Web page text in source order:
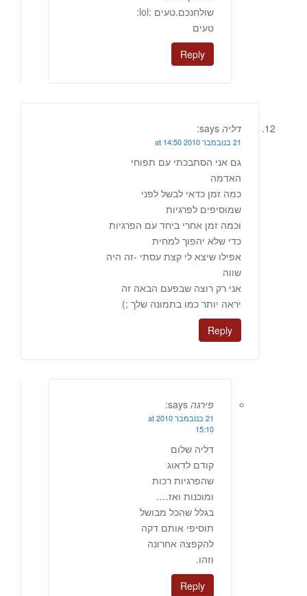
שולחנכם.טעים :lol:
טעים
Reply
דליה says:
21 בנובמבר 2010 at 14:50
גם אני הסתבכתי עם תפוחי
האדמה
כמה זמן כדאי לבשל לפני
שמוסיפים לפרגיות
וכמה זמן אחרי ביחד עם הפרגיות
כדי שלא יהפוך למחית
אפילו שיצא לי קצת עסתי -זה היה
שווה
אני רק רוצה שבפעם הבאה זה
יראה יותר כמו בתמונה שלך ;)
Reply
פירגה says:
21 בנובמבר 2010 at
15:10
דליה שלום
קודם לדאוג
שהפרגיות רכות
ומוכנות ואז….
בגלל שהכל מבושל
תוסיפי אותם דקה
להקפצה אחרונה
וזהו.
Reply